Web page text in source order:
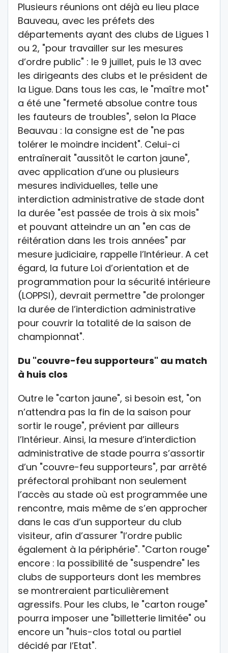
Plusieurs réunions ont déjà eu lieu place
Bauveau, avec les préfets des
départements ayant des clubs de Ligues 1
ou 2, "pour travailler sur les mesures
d’ordre public" : le 9 juillet, puis le 13 avec
les dirigeants des clubs et le président de
la Ligue. Dans tous les cas, le "maître mot"
a été une "fermeté absolue contre tous
les fauteurs de troubles", selon la Place
Beauvau : la consigne est de "ne pas
tolérer le moindre incident". Celui-ci
entraînerait "aussitôt le carton jaune",
avec application d’une ou plusieurs
mesures individuelles, telle une
interdiction administrative de stade dont
la durée "est passée de trois à six mois"
et pouvant atteindre un an "en cas de
réitération dans les trois années" par
mesure judiciaire, rappelle l’Intérieur. A cet
égard, la future Loi d’orientation et de
programmation pour la sécurité intérieure
(LOPPSI), devrait permettre "de prolonger
la durée de l’interdiction administrative
pour couvrir la totalité de la saison de
championnat".
Du "couvre-feu supporteurs" au match
à huis clos
Outre le "carton jaune", si besoin est, "on
n’attendra pas la fin de la saison pour
sortir le rouge", prévient par ailleurs
l’Intérieur. Ainsi, la mesure d’interdiction
administrative de stade pourra s’assortir
d’un "couvre-feu supporteurs", par arrêté
préfectoral prohibant non seulement
l’accès au stade où est programmée une
rencontre, mais même de s’en approcher
dans le cas d’un supporteur du club
visiteur, afin d’assurer "l’ordre public
également à la périphérie". "Carton rouge"
encore : la possibilité de "suspendre" les
clubs de supporteurs dont les membres
se montreraient particulièrement
agressifs. Pour les clubs, le "carton rouge"
pourra imposer une "billetterie limitée" ou
encore un "huis-clos total ou partiel
décidé par l’Etat".